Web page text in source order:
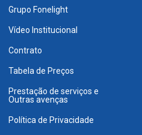
Grupo Fonelight
Vídeo Institucional
Contrato
Tabela de Preços
Prestação de serviços e
Outras avenças
Política de Privacidade